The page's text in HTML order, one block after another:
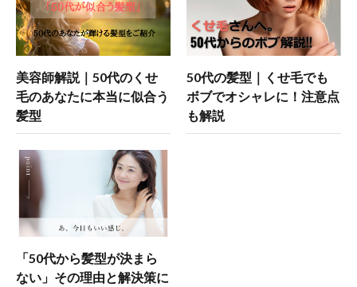
美容師解説｜50代のくせ
毛のあなたに本当に似合う
髪型
50代の髪型｜くせ毛でも
ボブでオシャレに！注意点
も解説
「50代から髪型が決まら
ない」その理由と解決策に